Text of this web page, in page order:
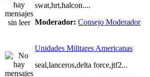
swat,hrt,halcon....
Moderador: Consejo Moderador
Unidades Militares Americanas
seal,lanceros,delta force,jtf2...